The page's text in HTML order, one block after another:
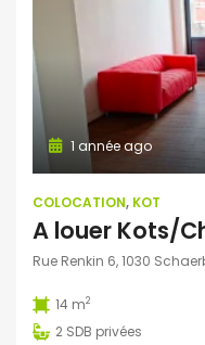
1 année ago
COLOCATION, KOT
Rue Renkin 6, 1030
14 m2
2 SDB privées